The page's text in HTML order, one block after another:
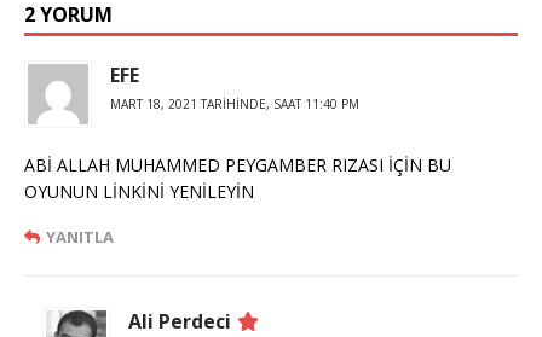
2 YORUM
EFE
MART 18, 2021 TARIHINDE, SAAT 11:40 PM
ABİ ALLAH MUHAMMED PEYGAMBER RIZASI İÇİN BU
OYUNUN LİNKİNİ YENİLEYİN
YANITLA
Ali Perdeci